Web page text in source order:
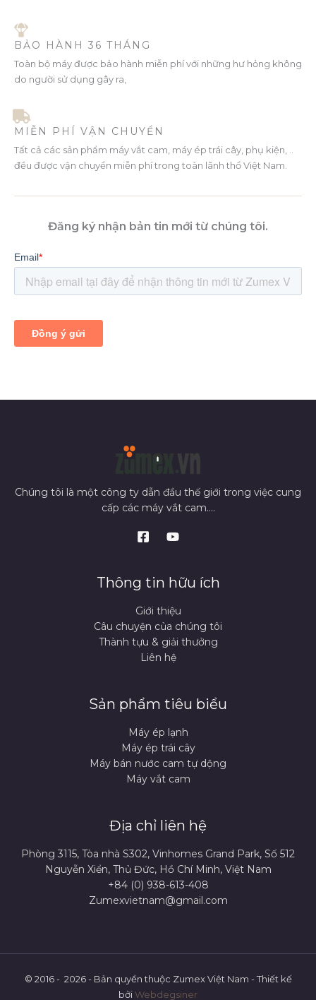
BẢO HÀNH 36 THÁNG
Toàn bộ máy được bảo hành miễn phí với những hư hỏng không
do người sử dụng gây ra,
MIỄN PHÍ VẬN CHUYỂN
Tất cả các sản phẩm máy vắt cam, máy ép trái cây, phụ kiện, ..
đều được vận chuyển miễn phí trong toàn lãnh thổ Việt Nam.
Đăng ký nhận bản tin mới từ chúng tôi.
Chúng tôi là một công ty dẫn đầu thế giới trong việc cung
cấp các máy vắt cam....
Thông tin hữu ích
Giới thiệu
Câu chuyện của chúng tôi
Thành tựu & giải thưởng
Liên hệ
Sản phẩm tiêu biểu
Máy ép lạnh
Máy ép trái cây
Máy bán nước cam tự dộng
Máy vắt cam
Địa chỉ liên hệ
Phòng 3115, Tòa nhà S302, Vinhomes Grand Park, Số 512
Nguyễn Xiển, Thủ Đức, Hồ Chí Minh, Việt Nam
+84 (0) 938-613-408
Zumexvietnam@gmail.com
© 2016 - 2026 - Bản quyền thuộc Zumex Việt Nam - Thiết kế
bởi Webdegsiner